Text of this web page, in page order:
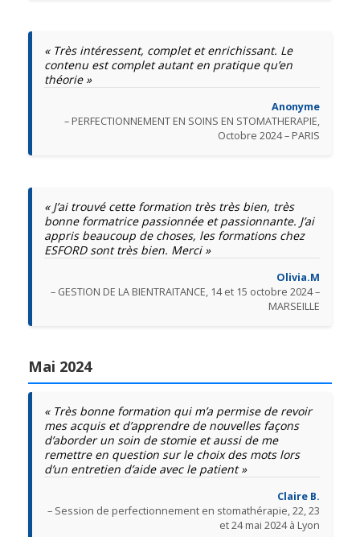
« Très intéressent, complet et enrichissant. Le
contenu est complet autant en pratique qu’en
théorie »
Anonyme
– PERFECTIONNEMENT EN SOINS EN STOMATHERAPIE,
Octobre 2024 – PARIS
« J’ai trouvé cette formation très très bien, très
bonne formatrice passionnée et passionnante. J’ai
appris beaucoup de choses, les formations chez
ESFORD sont très bien. Merci »
Olivia.M
– GESTION DE LA BIENTRAITANCE, 14 et 15 octobre 2024 –
MARSEILLE
Mai 2024
« Très bonne formation qui m’a permise de revoir
mes acquis et d’apprendre de nouvelles façons
d’aborder un soin de stomie et aussi de me
remettre en question sur le choix des mots lors
d’un entretien d’aide avec le patient »
Claire B.
– Session de perfectionnement en stomathérapie, 22, 23
et 24 mai 2024 à Lyon